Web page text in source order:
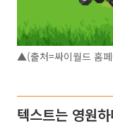
▲(출처=싸이월드 홈
텍스트는 영원